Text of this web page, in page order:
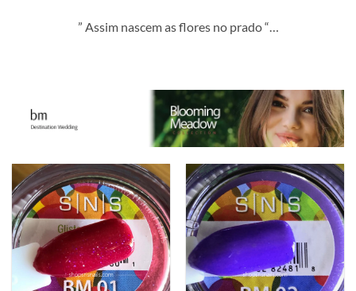
” Assim nascem as flores no prado “…